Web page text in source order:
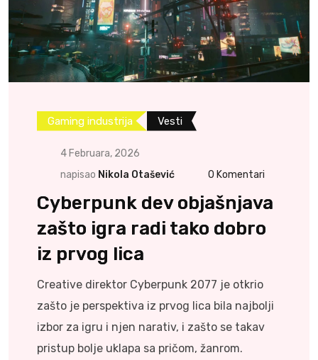
Gaming industrija Vesti
4 Februara, 2026
napisao Nikola Otašević 0 Komentari
Cyberpunk dev objašnjava
zašto igra radi tako dobro
iz prvog lica
Creative direktor Cyberpunk 2077 je otkrio
zašto je perspektiva iz prvog lica bila najbolji
izbor za igru i njen narativ, i zašto se takav
pristup bolje uklapa sa pričom, žanrom.